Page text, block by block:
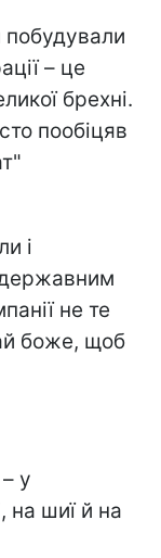
побудували
– це
брехні.
пообіцяв
і
не те
боже, щоб
у
на шиї й на